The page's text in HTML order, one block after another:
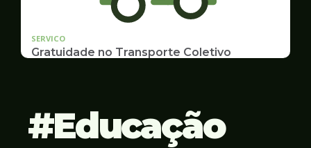
SERVICO
Gratuidade no Transporte Coletivo
Educação